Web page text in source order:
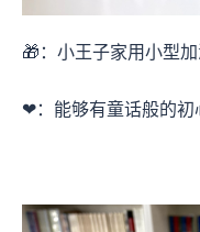
🎁：小王子家用小型
❤：能够有童话般的初